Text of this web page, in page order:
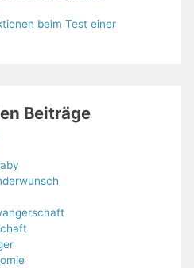
beim Test einer
Beiträge